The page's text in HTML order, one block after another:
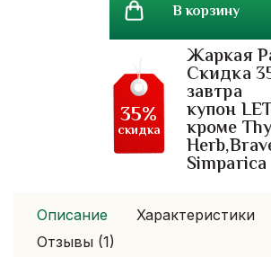
коллаген+морские
В корзину
Жаркая
Скидка
завтра
купон
кроме
Simparica
35%
скидка
Описание
Характеристики
Отзывы (1)